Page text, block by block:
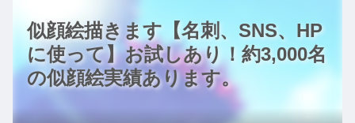
似顔絵描きます【名刺、SNS、HP
に使って】お試しあり！約3,000名
の似顔絵実績あります。